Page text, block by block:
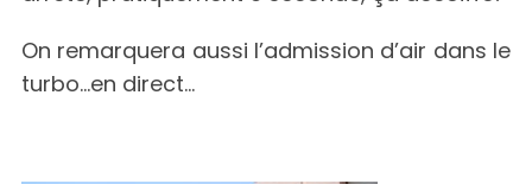
On remarquera aussi l’admission d’air dans le
turbo…en direct…